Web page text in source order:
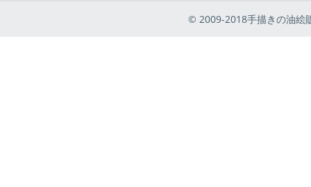
© 2009-2018手描きの油絵